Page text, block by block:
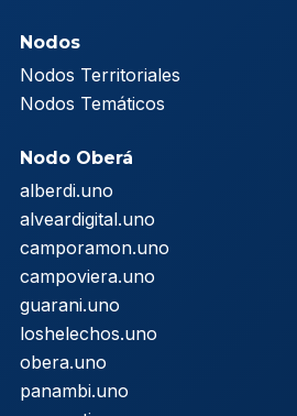
Nodos
Nodos Territoriales
Nodos Temáticos
Nodo Oberá
alberdi.uno
alveardigital.uno
camporamon.uno
campoviera.uno
guarani.uno
loshelechos.uno
obera.uno
panambi.uno